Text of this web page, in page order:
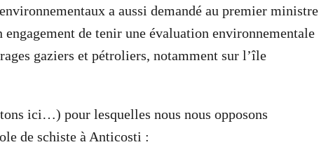
a aussi demandé au premier ministre
de tenir une évaluation environnementale
gaziers et pétroliers, notamment sur l’île
ici…) pour lesquelles nous nous opposons
de schiste à Anticosti :